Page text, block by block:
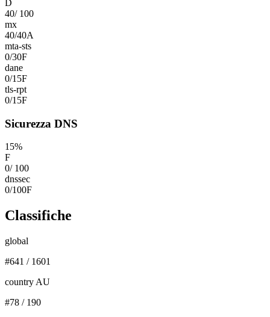
D
40/ 100
mx
40/40A
mta-sts
0/30F
dane
0/15F
tls-rpt
0/15F
Sicurezza DNS
15%
F
0/ 100
dnssec
0/100F
Classifiche
global
#641 / 1601
country AU
#78 / 190